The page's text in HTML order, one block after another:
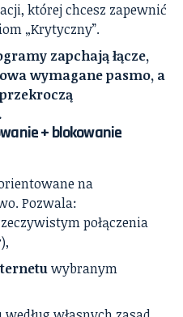
której chcesz zapewnić
„Krytyczny”.
zapchają łącze,
wymagane pasmo, a
+ blokowanie
na
Pozwala:
połączenia
wybranym